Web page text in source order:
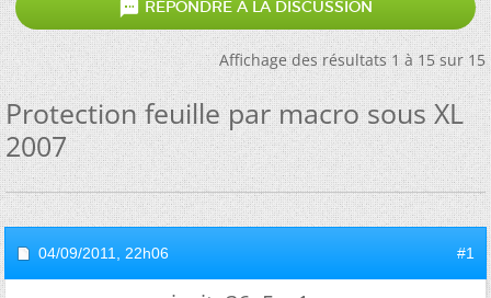
 RÉPONDRE À LA DISCUSSION
Affichage des résultats 1 à 15 sur 15
Protection feuille par macro sous XL
2007
04/09/2011, 22h06 #1